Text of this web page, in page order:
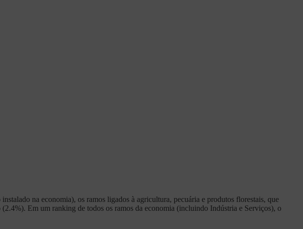
na economia), os ramos ligados à agricultura, pecuária e produtos florestais, que
Em um ranking de todos os ramos da economia (incluindo Indústria e Serviços), o